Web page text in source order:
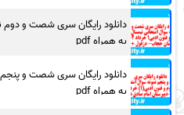
دانلود رایگان سری شصت و دوم
به همراه pdf
دانلود رایگان سری شصت و
به همراه pdf